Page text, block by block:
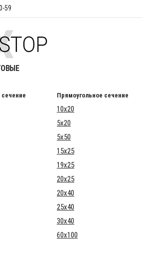
59
сечение Прямоугольное сечение
10x20
5x20
5x50
15x25
19x25
20x25
20x40
25x40
30x40
60x100